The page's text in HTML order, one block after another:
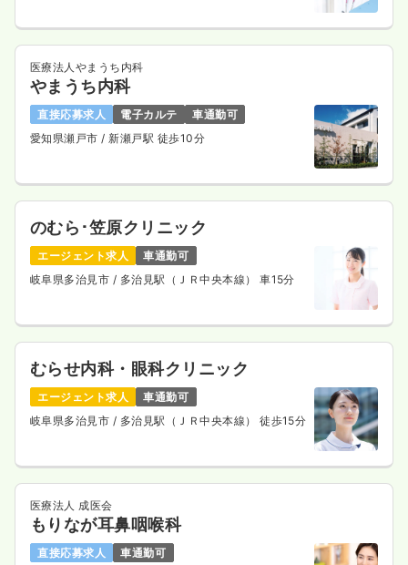
医療法人やまうち内科
やまうち内科
直接応募求人 電子カルテ
車通勤可
愛知県瀬戸市 / 新瀬戸駅 徒歩10分
のむら･笠原クリニック
エージェント求人
車通勤可
岐阜県多治見市 / 多治見駅（ＪＲ中央本線） 車15分
むらせ内科・眼科クリニック
エージェント求人
車通勤可
岐阜県多治見市 / 多治見駅（ＪＲ中央本線） 徒歩15分
医療法人 成医会
もりなが耳鼻咽喉科
直接応募求人
車通勤可